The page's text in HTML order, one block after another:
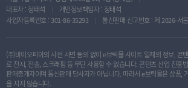
대표자 : 정태석
개인정보책임자 : 정태석
사업자등록번호 : 301-86-35293
통신판매 신고번호 : 제 2026-서
(주)바이오피아의 사전 서면 동의 없이 e브릭몰 사이트 일체의 정보, 콘
로 전시, 전송, 스크래핑 등 무단 사용할 수 없습니다. 콘텐츠 산업 진흥
판매중개자이며 통신판매 당사자가 아닙니다. 따라서 e브릭몰은 상품,
을 지지 않습니다.